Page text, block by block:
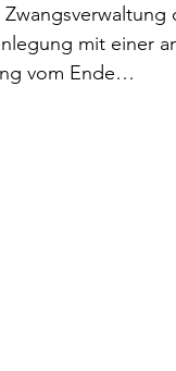
mit einer
vom Ende…